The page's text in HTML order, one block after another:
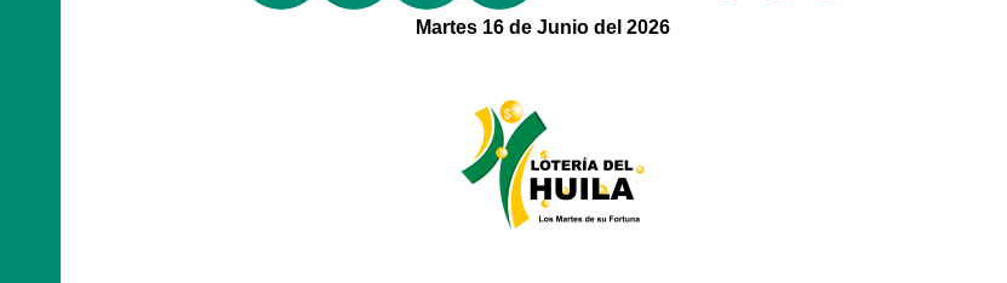
Martes 16 de Junio del 2026